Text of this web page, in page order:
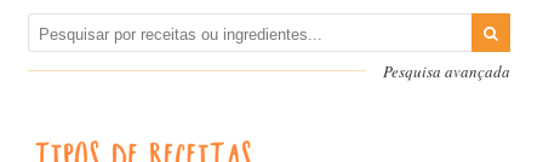
Pesquisa avançada